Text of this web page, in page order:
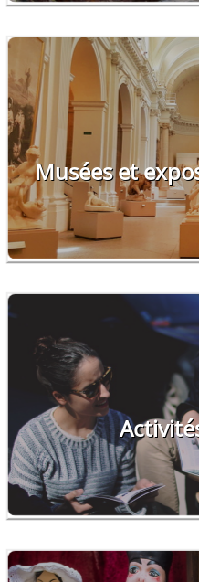
Musées et